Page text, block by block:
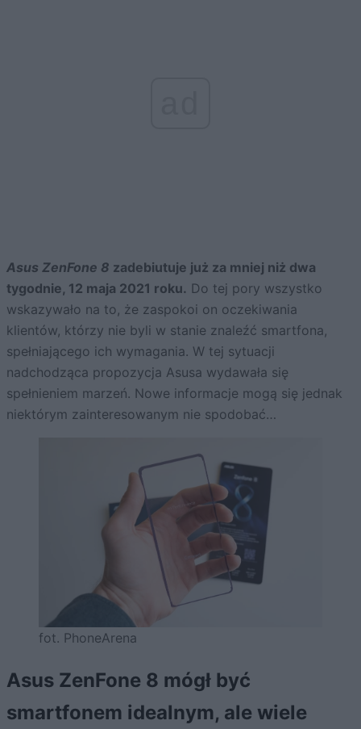
Asus ZenFone 8 zadebiutuje już za mniej niż dwa
tygodnie, 12 maja 2021 roku. Do tej pory wszystko
wskazywało na to, że zaspokoi on oczekiwania
klientów, którzy nie byli w stanie znaleźć smartfona,
spełniającego ich wymagania. W tej sytuacji
nadchodząca propozycja Asusa wydawała się
spełnieniem marzeń. Nowe informacje mogą się jednak
niektórym zainteresowanym nie spodobać…
fot. PhoneArena
Asus ZenFone 8 mógł być
smartfonem idealnym, ale wiele